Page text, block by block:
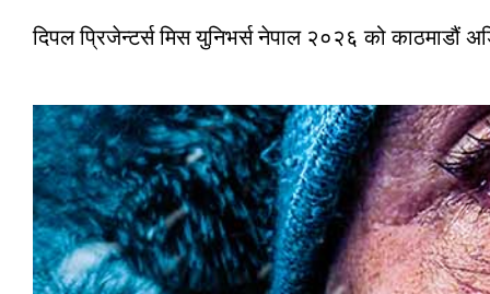
दिपल प्रिजेन्टर्स मिस युनिभर्स नेपाल २०२६ को काठमाडौं